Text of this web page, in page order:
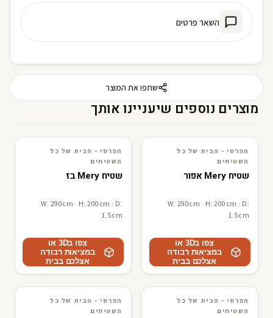
השאר פרטים
שתפו את המוצר
מוצרים נוספים שיעניינו אותך
3D · AR הפרסי - הבית של כל השטיחים
הפרסי - הבית של כל
השטיחים
שטיח Mery אפור
W: 290cm · H: 200cm · D:
1.5cm
צפו ב3D או
במציאות רבודה
אצלכם בבית
3D · AR הפרסי - הבית של כל השטיחים
הפרסי - הבית של כל
השטיחים
שטיח Mery בז
W: 290cm · H: 200cm · D:
1.5cm
צפו ב3D או
במציאות רבודה
אצלכם בבית
3D · AR הפרסי - הבית של כל השטיחים
הפרסי - הבית של כל
השטיחים
3D · AR הפרסי - הבית של כל השטיחים
הפרסי - הבית של כל
השטיחים